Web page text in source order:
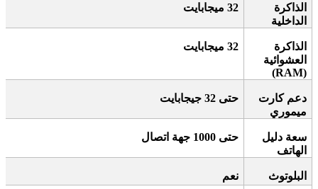
الذاكرة
الداخلية
32 ميجابايت
الذاكرة
العشوائية
(RAM)
32 ميجابايت
دعم كارت
ميموري
حتى 32 جيجابايت
سعة دليل
الهاتف
حتى 1000 جهة اتصال
البلوتوث نعم